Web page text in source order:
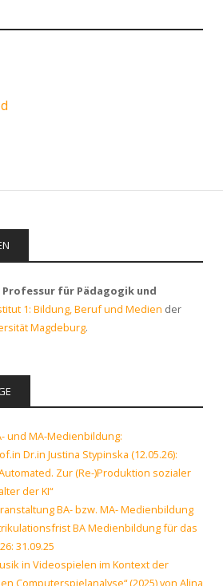
Professur für Pädagogik und
1: Bildung, Beruf und Medien der
Magdeburg.
und MA-Medienbildung:
Dr.in Justina Stypinska (12.05.26):
Zur (Re-)Produktion sozialer
der KI“
BA- bzw. MA- Medienbildung
BA Medienbildung für das
31.09.25
in Videospielen im Kontext der
Computerspielanalyse“ (2025) von Alina